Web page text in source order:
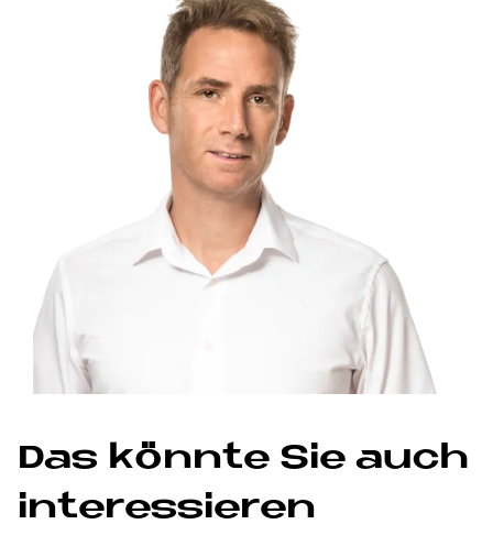
Das könnte Sie auch
interessieren